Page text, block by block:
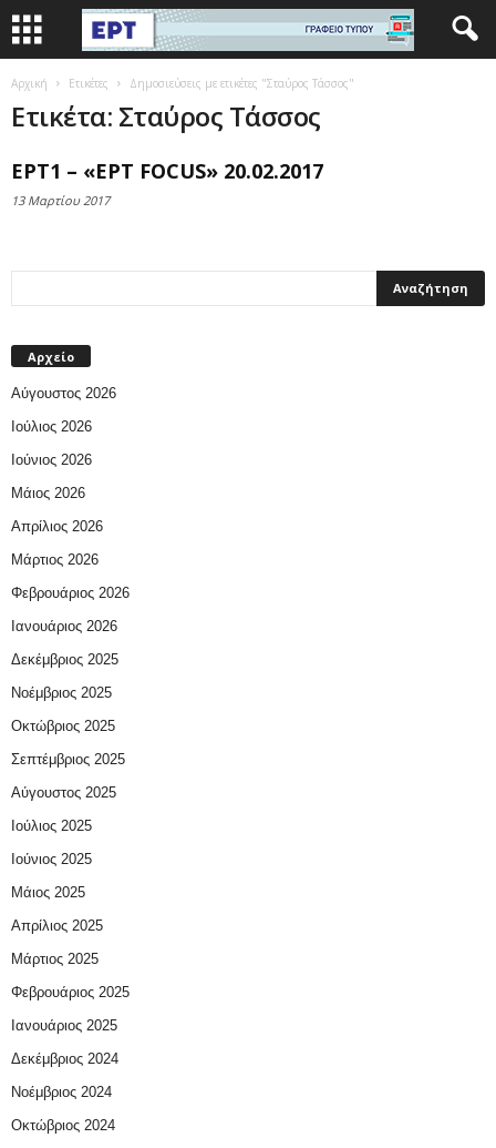
Αρχική Ετικέτες Δημοσιεύσεις με ετικέτες "Σταύρος Τάσσος"
Ετικέτα: Σταύρος Τάσσος
ΕΡΤ1 – «ΕΡΤ FOCUS» 20.02.2017
13 Μαρτίου 2017
Αρχείο
Αύγουστος 2026
Ιούλιος 2026
Ιούνιος 2026
Μάιος 2026
Απρίλιος 2026
Μάρτιος 2026
Φεβρουάριος 2026
Ιανουάριος 2026
Δεκέμβριος 2025
Νοέμβριος 2025
Οκτώβριος 2025
Σεπτέμβριος 2025
Αύγουστος 2025
Ιούλιος 2025
Ιούνιος 2025
Μάιος 2025
Απρίλιος 2025
Μάρτιος 2025
Φεβρουάριος 2025
Ιανουάριος 2025
Δεκέμβριος 2024
Νοέμβριος 2024
Οκτώβριος 2024